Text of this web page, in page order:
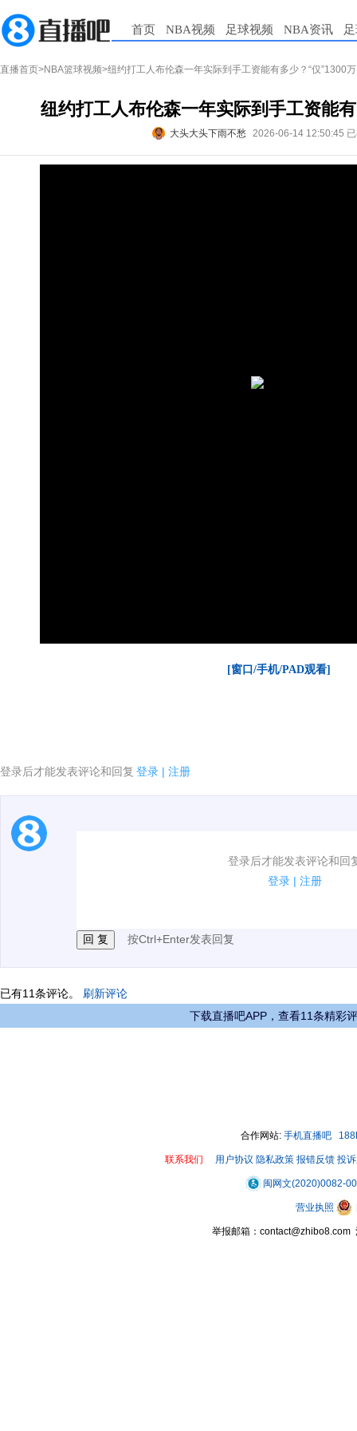
首页 NBA视频 足球视频 NBA资讯
直播首页>NBA篮球视频>纽约打工人布伦森一年实际到手工资能有多少？“仅”1300
纽约打工人布伦森一年实际到手工资能
大头大头下雨不愁 2026-06-14 12:50:45
[窗口/手机/PAD观看]
登录后才能发表评论和回复 登录 | 注册
登录后才能发表评论和回
登录 | 注册
1.电脑端新用户可以发表评论了！
按Ctrl+Enter发表回复
已有11条评论。 刷新评论
下载直播吧APP，查看11条精彩
合作网站: 手机直播吧
联系我们 用户协议 隐私政策 报错反馈 投
闽网文(2020)0082-
营业执照
举报邮箱：